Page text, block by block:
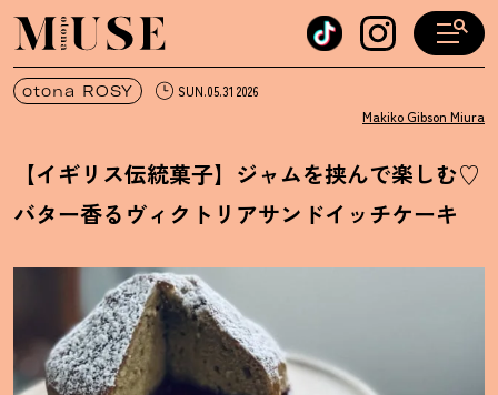
オトナミューズ ウェブ
otona ROSY SUN.05.31 2026
Makiko Gibson Miura
【イギリス伝統菓子】ジャムを挟んで楽しむ♡
バター香るヴィクトリアサンドイッチケーキ